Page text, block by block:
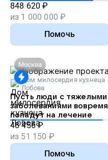
848 620 ₽
из 1 000 000 ₽
Помочь
Москва
Дом милосердия кузнеца
Лобова
Пусть люди с тяжелыми
заболеваниями вовремя
попадут на лечение
48 456 ₽
из 51 150 ₽
Помочь